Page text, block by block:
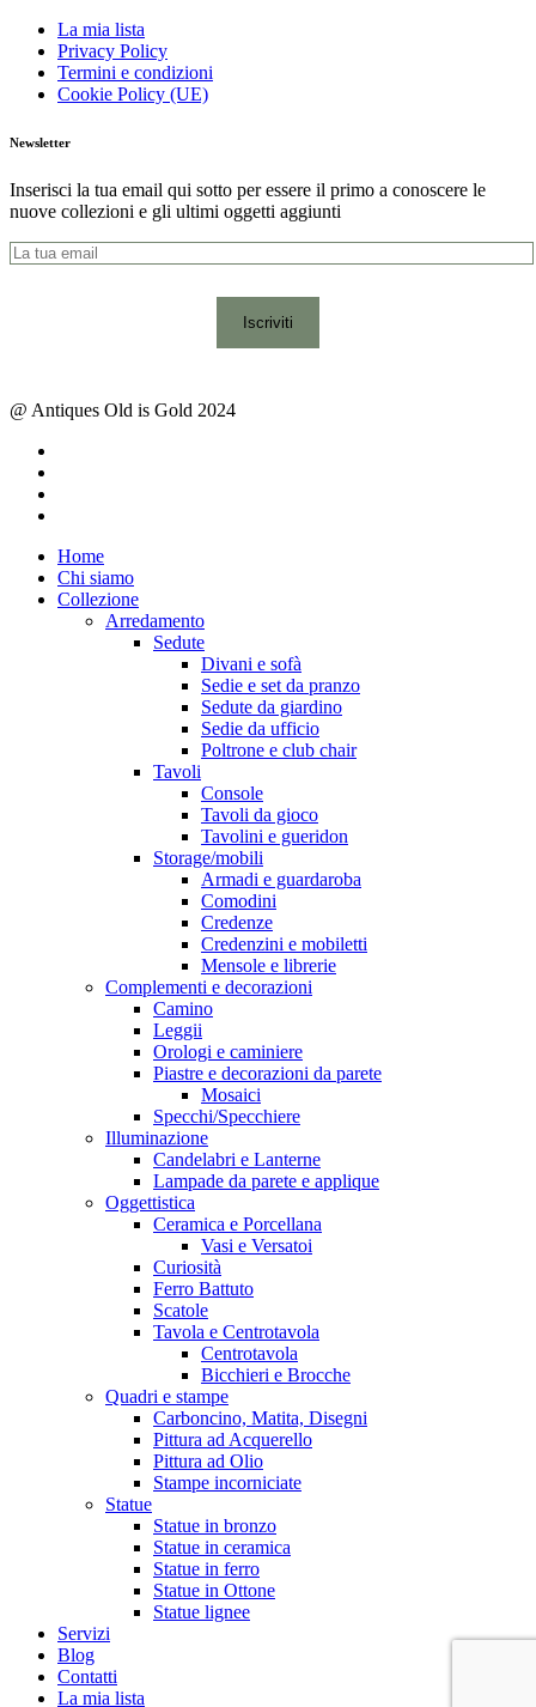
La mia lista
Privacy Policy
Termini e condizioni
Cookie Policy (UE)
Newsletter
Inserisci la tua email qui sotto per essere il primo a conoscere le
nuove collezioni e gli ultimi oggetti aggiunti
@ Antiques Old is Gold 2024
Close
Menu
Home
Chi siamo
Collezione
Arredamento
Sedute
Divani e sofà
Sedie e set da pranzo
Sedute da giardino
Sedie da ufficio
Poltrone e club chair
Tavoli
Console
Tavoli da gioco
Tavolini e gueridon
Storage/mobili
Armadi e guardaroba
Comodini
Credenze
Credenzini e mobiletti
Mensole e librerie
Complementi e decorazioni
Camino
Leggii
Orologi e caminiere
Piastre e decorazioni da parete
Mosaici
Specchi/Specchiere
Illuminazione
Candelabri e Lanterne
Lampade da parete e applique
Oggettistica
Ceramica e Porcellana
Vasi e Versatoi
Curiosità
Ferro Battuto
Scatole
Tavola e Centrotavola
Centrotavola
Bicchieri e Brocche
Quadri e stampe
Carboncino, Matita, Disegni
Pittura ad Acquerello
Pittura ad Olio
Stampe incorniciate
Statue
Statue in bronzo
Statue in ceramica
Statue in ferro
Statue in Ottone
Statue lignee
Servizi
Blog
Contatti
La mia lista